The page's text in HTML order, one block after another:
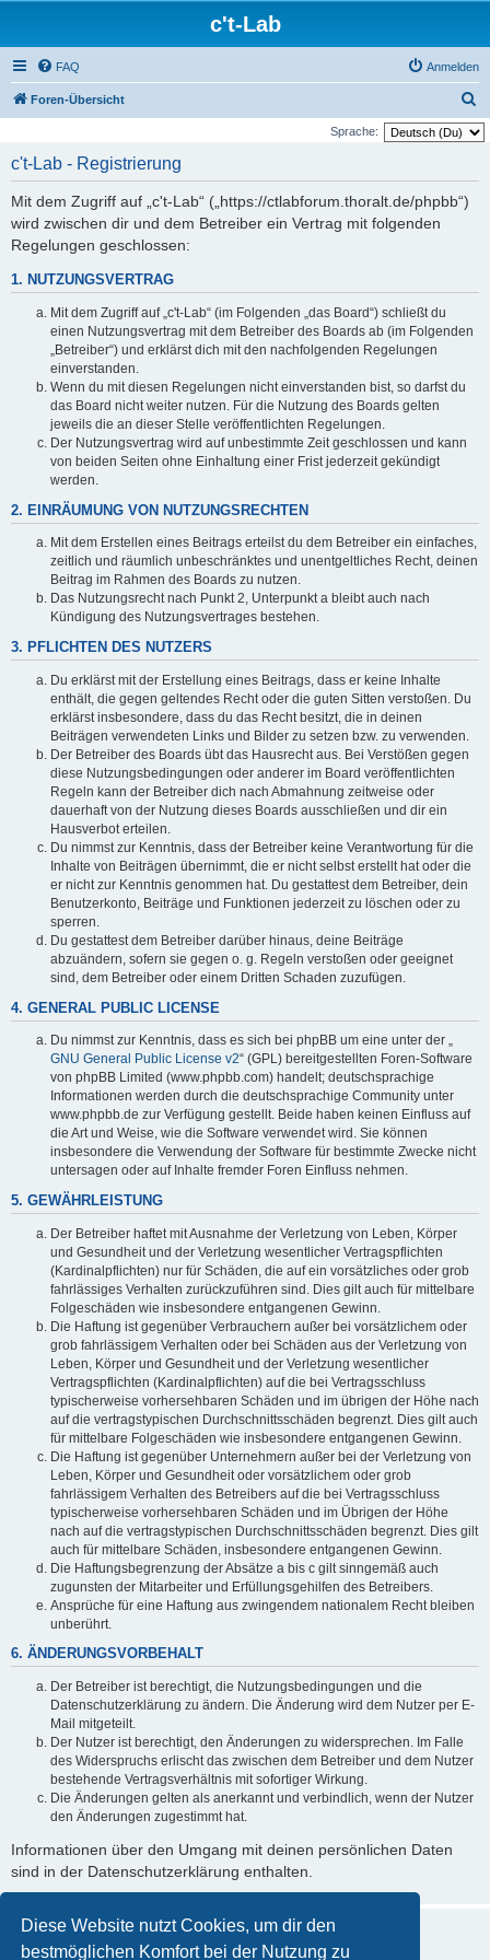
Diese Website nutzt Cookies, um dir den
bestmöglichen Komfort bei der Nutzung zu
c't-Lab
FAQ Anmelden
Foren-Übersicht
u
Sprache:
c't-Lab - Registrierung
Mit dem Zugriff auf „c't-Lab“ („https://ctlabforum.thoralt.de/phpbb“)
wird zwischen dir und dem Betreiber ein Vertrag mit folgenden
Regelungen geschlossen:
1. NUTZUNGSVERTRAG
Mit dem Zugriff auf „c't-Lab“ (im Folgenden „das Board“) schließt du
einen Nutzungsvertrag mit dem Betreiber des Boards ab (im Folgenden
„Betreiber“) und erklärst dich mit den nachfolgenden Regelungen
einverstanden.
Wenn du mit diesen Regelungen nicht einverstanden bist, so darfst du
das Board nicht weiter nutzen. Für die Nutzung des Boards gelten
jeweils die an dieser Stelle veröffentlichten Regelungen.
Der Nutzungsvertrag wird auf unbestimmte Zeit geschlossen und kann
von beiden Seiten ohne Einhaltung einer Frist jederzeit gekündigt
werden.
2. EINRÄUMUNG VON NUTZUNGSRECHTEN
Mit dem Erstellen eines Beitrags erteilst du dem Betreiber ein einfaches,
zeitlich und räumlich unbeschränktes und unentgeltliches Recht, deinen
Beitrag im Rahmen des Boards zu nutzen.
Das Nutzungsrecht nach Punkt 2, Unterpunkt a bleibt auch nach
Kündigung des Nutzungsvertrages bestehen.
3. PFLICHTEN DES NUTZERS
Du erklärst mit der Erstellung eines Beitrags, dass er keine Inhalte
enthält, die gegen geltendes Recht oder die guten Sitten verstoßen. Du
erklärst insbesondere, dass du das Recht besitzt, die in deinen
Beiträgen verwendeten Links und Bilder zu setzen bzw. zu verwenden.
Der Betreiber des Boards übt das Hausrecht aus. Bei Verstößen gegen
diese Nutzungsbedingungen oder anderer im Board veröffentlichten
Regeln kann der Betreiber dich nach Abmahnung zeitweise oder
dauerhaft von der Nutzung dieses Boards ausschließen und dir ein
Hausverbot erteilen.
Du nimmst zur Kenntnis, dass der Betreiber keine Verantwortung für die
Inhalte von Beiträgen übernimmt, die er nicht selbst erstellt hat oder die
er nicht zur Kenntnis genommen hat. Du gestattest dem Betreiber, dein
Benutzerkonto, Beiträge und Funktionen jederzeit zu löschen oder zu
sperren.
Du gestattest dem Betreiber darüber hinaus, deine Beiträge
abzuändern, sofern sie gegen o. g. Regeln verstoßen oder geeignet
sind, dem Betreiber oder einem Dritten Schaden zuzufügen.
4. GENERAL PUBLIC LICENSE
Du nimmst zur Kenntnis, dass es sich bei phpBB um eine unter der „
GNU General Public License v2“ (GPL) bereitgestellten Foren-Software
von phpBB Limited (www.phpbb.com) handelt; deutschsprachige
Informationen werden durch die deutschsprachige Community unter
www.phpbb.de zur Verfügung gestellt. Beide haben keinen Einfluss auf
die Art und Weise, wie die Software verwendet wird. Sie können
insbesondere die Verwendung der Software für bestimmte Zwecke nicht
untersagen oder auf Inhalte fremder Foren Einfluss nehmen.
5. GEWÄHRLEISTUNG
Der Betreiber haftet mit Ausnahme der Verletzung von Leben, Körper
und Gesundheit und der Verletzung wesentlicher Vertragspflichten
(Kardinalpflichten) nur für Schäden, die auf ein vorsätzliches oder grob
fahrlässiges Verhalten zurückzuführen sind. Dies gilt auch für mittelbare
Folgeschäden wie insbesondere entgangenen Gewinn.
Die Haftung ist gegenüber Verbrauchern außer bei vorsätzlichem oder
grob fahrlässigem Verhalten oder bei Schäden aus der Verletzung von
Leben, Körper und Gesundheit und der Verletzung wesentlicher
Vertragspflichten (Kardinalpflichten) auf die bei Vertragsschluss
typischerweise vorhersehbaren Schäden und im übrigen der Höhe nach
auf die vertragstypischen Durchschnittsschäden begrenzt. Dies gilt auch
für mittelbare Folgeschäden wie insbesondere entgangenen Gewinn.
Die Haftung ist gegenüber Unternehmern außer bei der Verletzung von
Leben, Körper und Gesundheit oder vorsätzlichem oder grob
fahrlässigem Verhalten des Betreibers auf die bei Vertragsschluss
typischerweise vorhersehbaren Schäden und im Übrigen der Höhe
nach auf die vertragstypischen Durchschnittsschäden begrenzt. Dies gilt
auch für mittelbare Schäden, insbesondere entgangenen Gewinn.
Die Haftungsbegrenzung der Absätze a bis c gilt sinngemäß auch
zugunsten der Mitarbeiter und Erfüllungsgehilfen des Betreibers.
Ansprüche für eine Haftung aus zwingendem nationalem Recht bleiben
unberührt.
6. ÄNDERUNGSVORBEHALT
Der Betreiber ist berechtigt, die Nutzungsbedingungen und die
Datenschutzerklärung zu ändern. Die Änderung wird dem Nutzer per E-
Mail mitgeteilt.
Der Nutzer ist berechtigt, den Änderungen zu widersprechen. Im Falle
des Widerspruchs erlischt das zwischen dem Betreiber und dem Nutzer
bestehende Vertragsverhältnis mit sofortiger Wirkung.
Die Änderungen gelten als anerkannt und verbindlich, wenn der Nutzer
den Änderungen zugestimmt hat.
Informationen über den Umgang mit deinen persönlichen Daten
sind in der Datenschutzerklärung enthalten.